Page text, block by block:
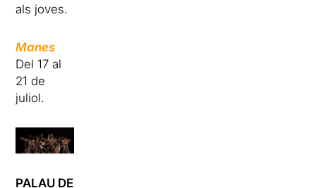
als joves.
Manes
Del 17 al
21 de
juliol.
PALAU DE